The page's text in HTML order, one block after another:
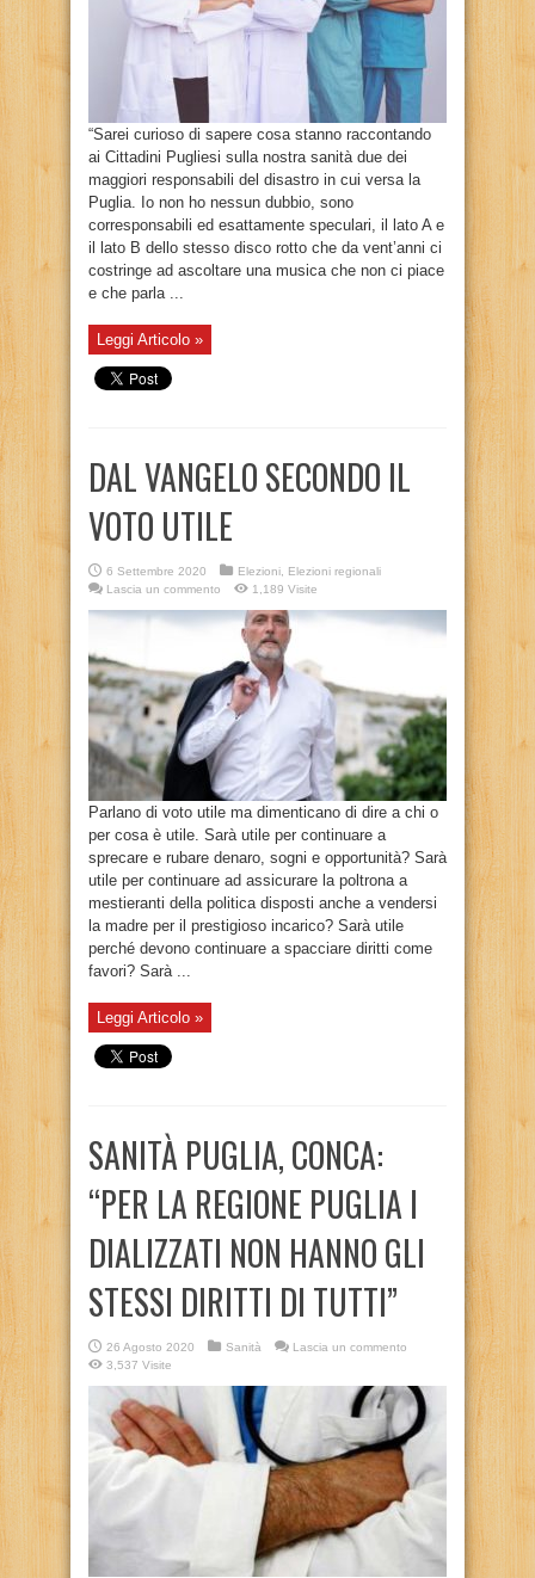
“Sarei curioso di sapere cosa stanno raccontando
ai Cittadini Pugliesi sulla nostra sanità due dei
maggiori responsabili del disastro in cui versa la
Puglia. Io non ho nessun dubbio, sono
corresponsabili ed esattamente speculari, il lato A e
il lato B dello stesso disco rotto che da vent’anni ci
costringe ad ascoltare una musica che non ci piace
e che parla ...
Leggi Articolo »
DAL VANGELO SECONDO IL
VOTO UTILE
6 Settembre 2020 Elezioni
Elezioni regionali
Lascia un commento
1,189 Visite
Parlano di voto utile ma dimenticano di dire a chi o
per cosa è utile. Sarà utile per continuare a
sprecare e rubare denaro, sogni e opportunità? Sarà
utile per continuare ad assicurare la poltrona a
mestieranti della politica disposti anche a vendersi
la madre per il prestigioso incarico? Sarà utile
perché devono continuare a spacciare diritti come
favori? Sarà ...
Leggi Articolo »
SANITÀ PUGLIA, CONCA:
“PER LA REGIONE PUGLIA I
DIALIZZATI NON HANNO GLI
STESSI DIRITTI DI TUTTI”
26 Agosto 2020 Sanità
Lascia un commento
3,537 Visite